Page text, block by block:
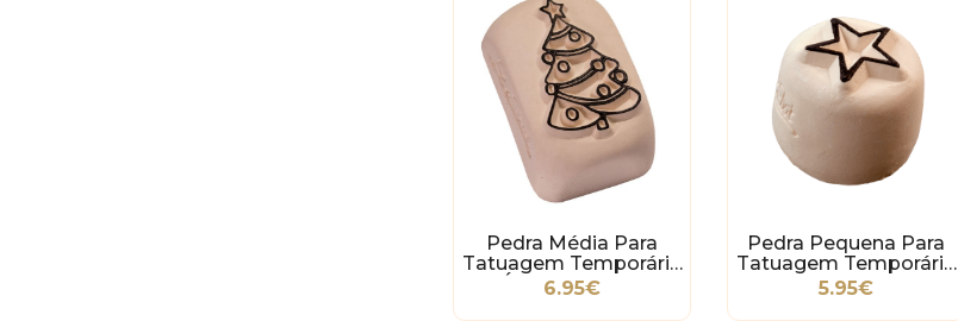
Pedra Média Para
Tatuagem Temporária
- Árvore De Natal
6.95€
Pedra Pequena Para
Tatuagem Temporária
- Estrela
5.95€